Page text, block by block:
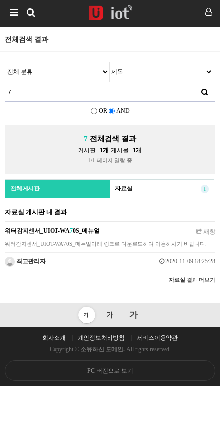
전체검색 결과
OR AND
7 전체검색 결과
게시판 1개 게시물 1개
1/1 페이지 열람 중
전체게시판 자료실 1
자료실 게시판 내 결과
워터감지센서_UIOT-WA70S_메뉴얼 새창
워터감지센서_UIOT-WA70S_메뉴얼아래 링크로 다운로드하여 이용하시기 바랍니다.
최고관리자 2020-11-09 18:25:28
자료실 결과 더보기
회사소개 개인정보처리방침
서비스이용약관
Copyright © 소유하신 도메인. All rights reserved.
PC 버전으로 보기